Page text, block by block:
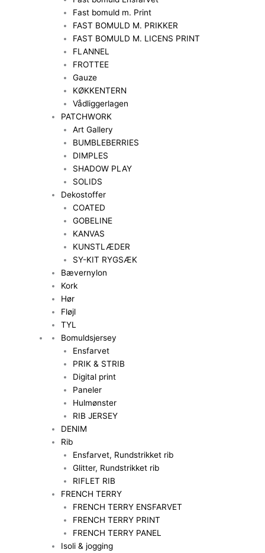
Fast bomuld m. Print
FAST BOMULD M. PRIKKER
FAST BOMULD M. LICENS PRINT
FLANNEL
FROTTEE
Gauze
KØKKENTERN
Vådliggerlagen
PATCHWORK
Art Gallery
BUMBLEBERRIES
DIMPLES
SHADOW PLAY
SOLIDS
Dekostoffer
COATED
GOBELINE
KANVAS
KUNSTLÆDER
SY-KIT RYGSÆK
Bævernylon
Kork
Hør
Fløjl
TYL
Bomuldsjersey
Ensfarvet
PRIK & STRIB
Digital print
Paneler
Hulmønster
RIB JERSEY
DENIM
Rib
Ensfarvet, Rundstrikket rib
Glitter, Rundstrikket rib
RIFLET RIB
FRENCH TERRY
FRENCH TERRY ENSFARVET
FRENCH TERRY PRINT
FRENCH TERRY PANEL
Isoli & jogging